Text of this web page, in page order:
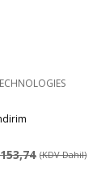
(KDV Dahil)